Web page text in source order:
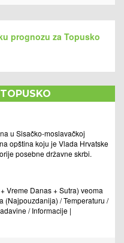
prognozu za Topusko
u Sisačko-moslavačkoj
opština koju je Vlada Hrvatske
posebne državne skrbi.
Vreme Danas + Sutra) veoma
(Najpouzdanija) / Temperaturu /
/ Informacije |